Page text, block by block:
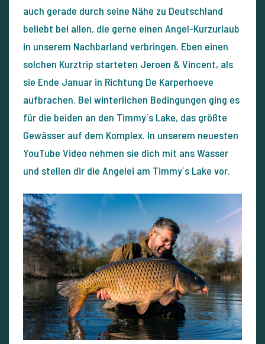
auch gerade durch seine Nähe zu Deutschland
beliebt bei allen, die gerne einen Angel-Kurzurlaub
in unserem Nachbarland verbringen. Eben einen
solchen Kurztrip starteten Jeroen & Vincent, als
sie Ende Januar in Richtung De Karperhoeve
aufbrachen. Bei winterlichen Bedingungen ging es
für die beiden an den Timmy´s Lake, das größte
Gewässer auf dem Komplex. In unserem neuesten
YouTube Video nehmen sie dich mit ans Wasser
und stellen dir die Angelei am Timmy´s Lake vor.